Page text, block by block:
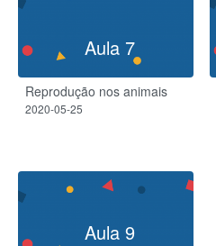
Aula 7
Reprodução nos animais
2020-05-25
Aula 9